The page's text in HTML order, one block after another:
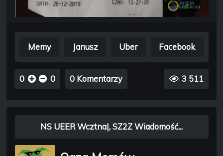
Memy Janusz Uber Facebook
0 0 0 Komentarzy 3 511
NS UEER Wcztna|, SZ2Z Wiadomość...